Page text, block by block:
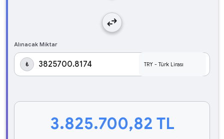
swap_horiz
Alınacak Miktar
₺
3.825.700,82 TL